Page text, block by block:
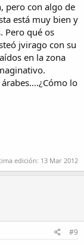
pero con algo de
está muy bien y
Pero qué os
jvirago con su
en la zona
lo
edición: 13 Mar 2012
#9